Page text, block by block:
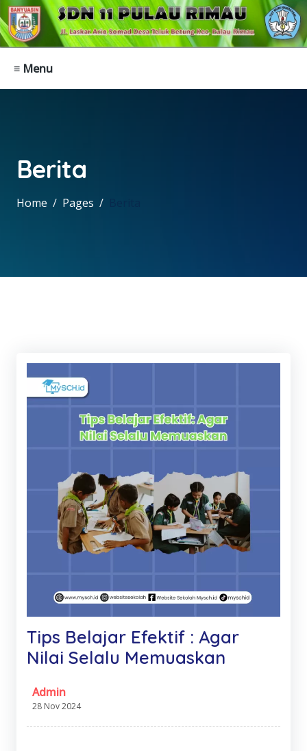
≡ Menu
Berita
Home Pages
Tips Belajar Efektif : Agar
Nilai Selalu Memuaskan
Admin
28 Nov 2024